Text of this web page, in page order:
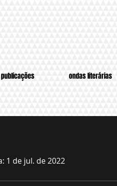
publicações ondas literárias
1 de jul. de 2022